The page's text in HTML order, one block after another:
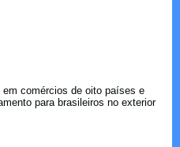
comércios de oito países e
para brasileiros no exterior